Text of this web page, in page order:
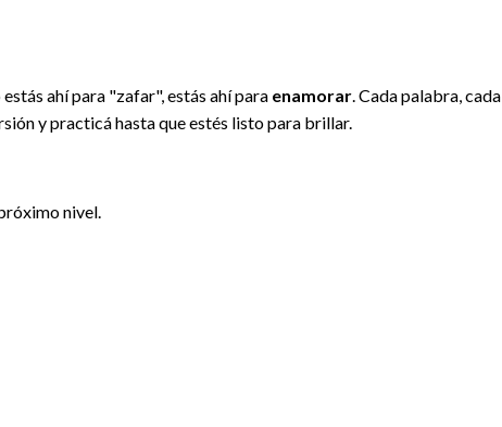
ahí para "zafar", estás ahí para enamorar. Cada palabra, cada
y practicá hasta que estés listo para brillar.
nivel.